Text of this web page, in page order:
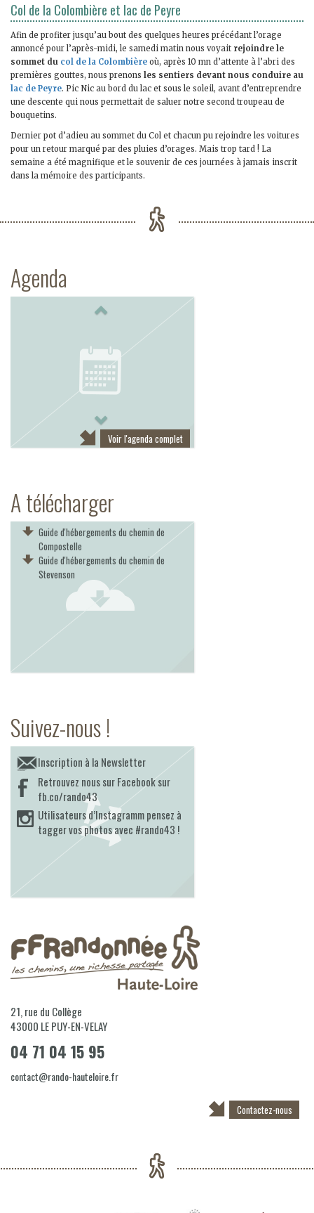
Col de la Colombière et lac de Peyre
Afin de profiter jusqu’au bout des quelques heures précédant l’orage
annoncé pour l’après-midi, le samedi matin nous voyait rejoindre le
sommet du col de la Colombière où, après 10 mn d’attente à l’abri des
premières gouttes, nous prenons les sentiers devant nous conduire au
lac de Peyre. Pic Nic au bord du lac et sous le soleil, avant d’entreprendre
une descente qui nous permettait de saluer notre second troupeau de
bouquetins.
Dernier pot d’adieu au sommet du Col et chacun pu rejoindre les voitures
pour un retour marqué par des pluies d’orages. Mais trop tard ! La
semaine a été magnifique et le souvenir de ces journées à jamais inscrit
dans la mémoire des participants.
Agenda
Voir l'agenda complet
A télécharger
Guide d'hébergements du chemin de
Compostelle
Guide d'hébergements du chemin de
Stevenson
Suivez-nous !
Inscription à la Newsletter
Retrouvez nous sur Facebook sur
fb.co/rando43
Utilisateurs d’Instagramm pensez à
tagger vos photos avec #rando43 !
21, rue du Collège
43000 LE PUY-EN-VELAY
04 71 04 15 95
contact@rando-hauteloire.fr
Contactez-nous